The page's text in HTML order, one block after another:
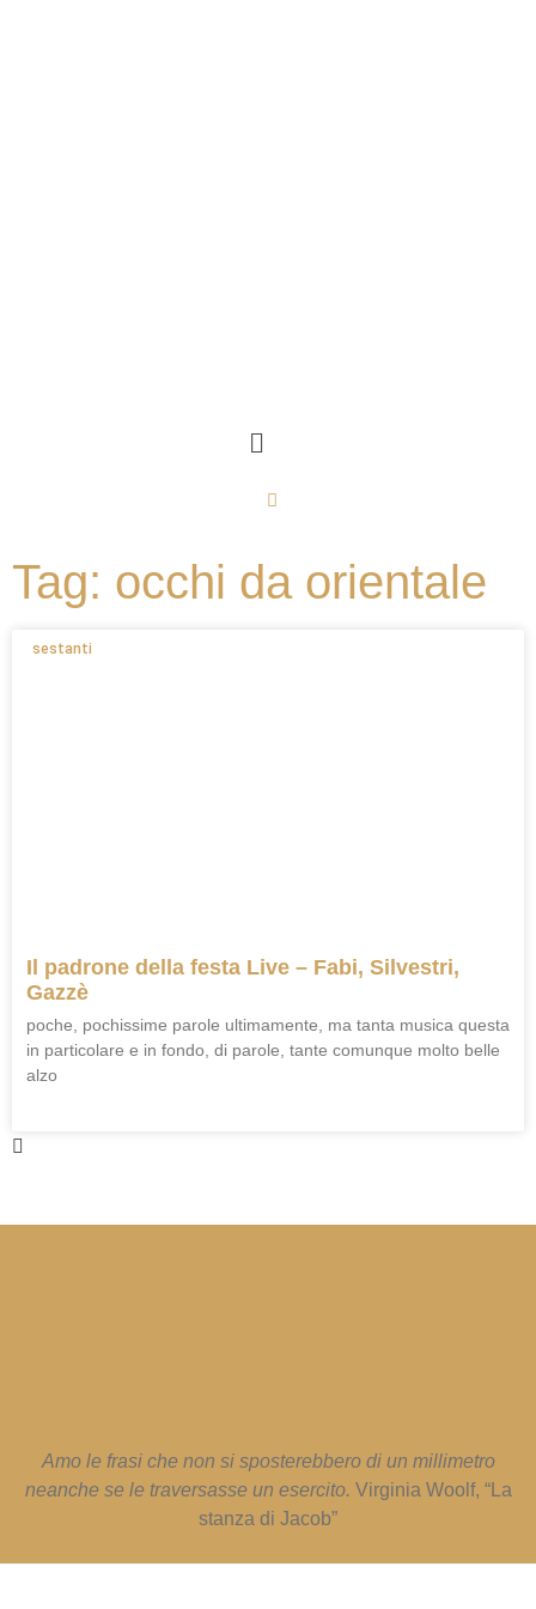
Tag: occhi da orientale
sestanti
Il padrone della festa Live – Fabi, Silvestri,
Gazzè
poche, pochissime parole ultimamente, ma tanta musica questa
in particolare e in fondo, di parole, tante comunque molto belle
alzo
Amo le frasi che non si sposterebbero di un millimetro
neanche se le traversasse un esercito. Virginia Woolf, “La
stanza di Jacob”